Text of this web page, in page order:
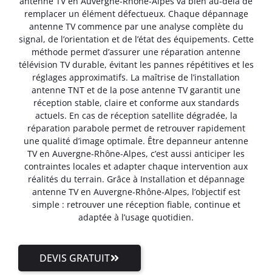
remplacer un élément défectueux. Chaque dépannage
antenne TV commence par une analyse complète du
signal, de l’orientation et de l’état des équipements. Cette
méthode permet d’assurer une réparation antenne
télévision TV durable, évitant les pannes répétitives et les
réglages approximatifs. La maîtrise de l’installation
antenne TNT et de la pose antenne TV garantit une
réception stable, claire et conforme aux standards
actuels. En cas de réception satellite dégradée, la
réparation parabole permet de retrouver rapidement
une qualité d’image optimale. Être depanneur antenne
TV en Auvergne-Rhône-Alpes, c’est aussi anticiper les
contraintes locales et adapter chaque intervention aux
réalités du terrain. Grâce à Installation et dépannage
antenne TV en Auvergne-Rhône-Alpes, l’objectif est
simple : retrouver une réception fiable, continue et
adaptée à l’usage quotidien.
DEVIS GRATUIT